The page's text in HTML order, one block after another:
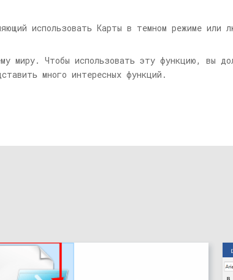
использовать Карты в темном режиме или
миру. Чтобы использовать эту функцию, вы
много интересных функций.